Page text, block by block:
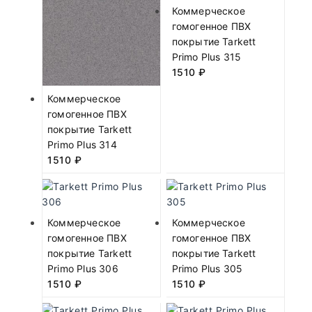
Коммерческое
гомогенное ПВХ
покрытие Tarkett
Primo Plus 314
1510 ₽
Коммерческое
гомогенное ПВХ
покрытие Tarkett
Primo Plus 315
1510 ₽
Коммерческое
гомогенное ПВХ
покрытие Tarkett
Primo Plus 306
1510 ₽
Коммерческое
гомогенное ПВХ
покрытие Tarkett
Primo Plus 305
1510 ₽